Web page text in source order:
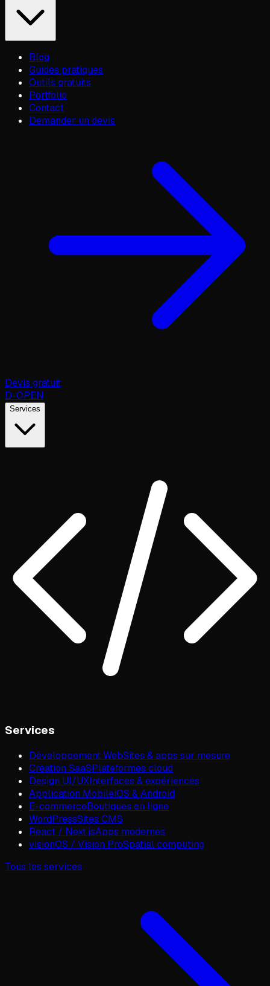
Blog
Guides pratiques
Outils gratuits
Portfolio
Contact
Demander un devis
Devis gratuit
D-OPEN
Services
Services
Développement WebSites & apps sur mesure
Création SaaSPlateformes cloud
Design UI/UXInterfaces & expériences
Application MobileiOS & Android
E-commerceBoutiques en ligne
WordPressSites CMS
React / Next.jsApps modernes
visionOS / Vision ProSpatial computing
Tous les services